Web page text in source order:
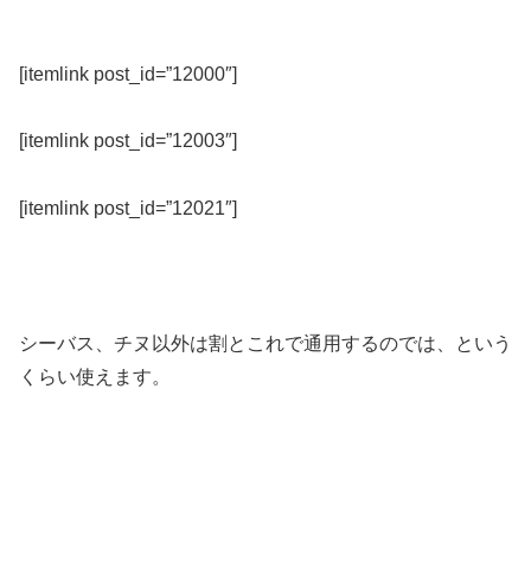
[itemlink post_id=”12000″]
[itemlink post_id=”12003″]
[itemlink post_id=”12021″]
シーバス、チヌ以外は割とこれで通用するのでは、という
くらい使えます。